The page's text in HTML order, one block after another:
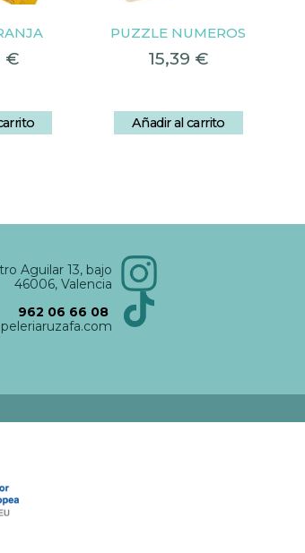
€
PUZZLE NUMEROS
15,39 €
Añadir al carrito
Aguilar 13, bajo
46006, Valencia
962 06 66 08